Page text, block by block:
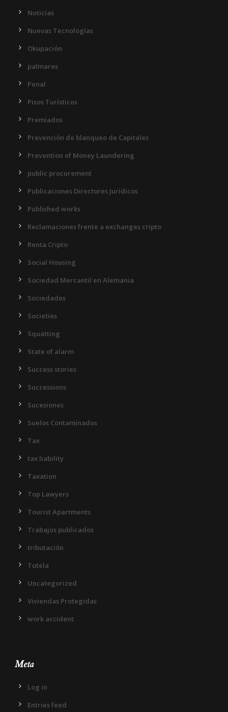
Noticias
Nuevas Tecnologías
Okupación
palmares
Penal
Pisos Turísticos
Premiados
Prevención de blanqueo de Capitales
Prevention of Money Laundering
public procurement
Publicaciones Directores Jurídicos
Published works
Reclamaciones frente a exchanges cripto
Renta Cripto
Social Housing
Sociedad Mercantil en Alemania
Sociedades
Societies
Squatting
State of alarm
Success stories
Successions
Sucesiones
Suelos Contaminados
Tax
tax liability
Taxation
Top Lawyers
Tourist Apartments
Trabajos publicados
tributación
Tutela
Uncategorized
Viviendas Protegidas
work accident
Meta
Log in
Entries feed